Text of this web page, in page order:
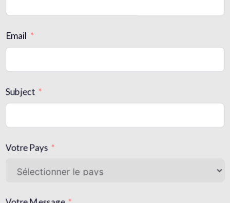
Email
Subject
Votre Pays